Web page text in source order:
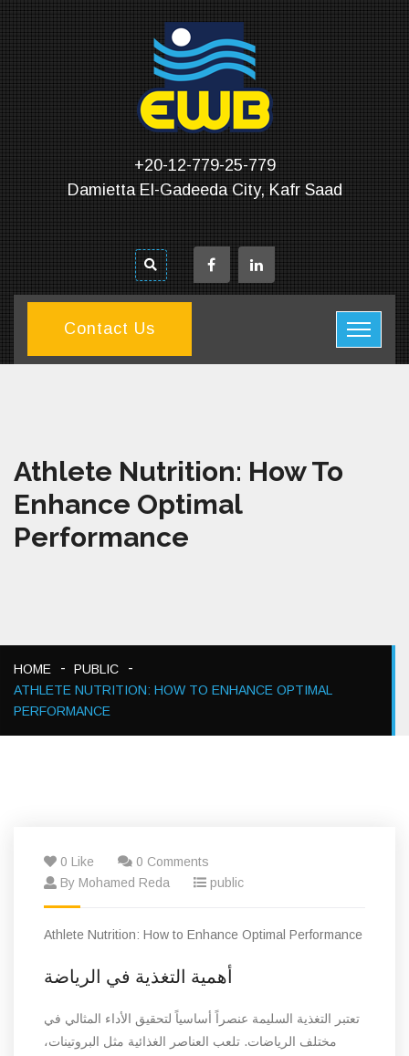
+20-12-779-25-779
Damietta El-Gadeeda City, Kafr Saad
Contact Us
Athlete Nutrition: How To
Enhance Optimal
Performance
HOME
PUBLIC
ATHLETE NUTRITION: HOW TO ENHANCE OPTIMAL
PERFORMANCE
0 Like
0 Comments
By Mohamed Reda
public
Athlete Nutrition: How to Enhance Optimal Performance
أهمية التغذية في الرياضة
تعتبر التغذية السليمة عنصراً أساسياً لتحقيق الأداء المثالي في
مختلف الرياضات. تلعب العناصر الغذائية مثل البروتينات،